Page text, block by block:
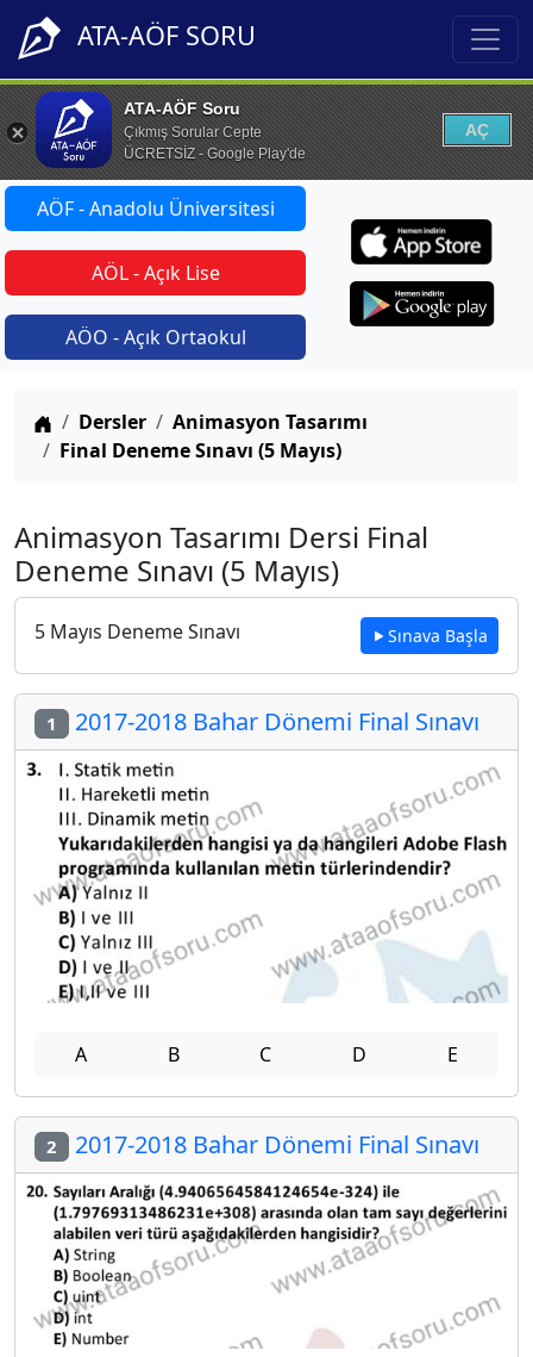
ATA-AÖF SORU
ATA-AÖF Soru
Çıkmış Sorular Cepte
ÜCRETSİZ - Google Play'de
AÇ
AÖF - Anadolu Üniversitesi
AÖL - Açık Lise
AÖO - Açık Ortaokul
Anasayfa
Dersler
Animasyon Tasarımı
Final Deneme Sınavı (5 Mayıs)
Animasyon Tasarımı Dersi Final
Deneme Sınavı (5 Mayıs)
5 Mayıs Deneme Sınavı Sınava Başla
1 2017-2018 Bahar Dönemi Final Sınavı
A B C D E
2 2017-2018 Bahar Dönemi Final Sınavı